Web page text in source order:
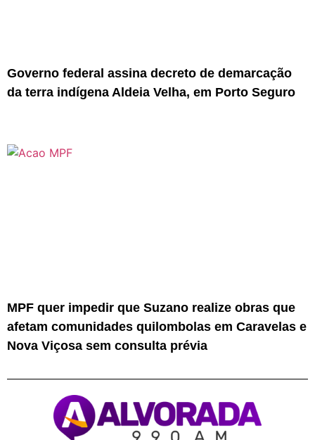
Governo federal assina decreto de demarcação
da terra indígena Aldeia Velha, em Porto Seguro
MPF quer impedir que Suzano realize obras que
afetam comunidades quilombolas em Caravelas e
Nova Viçosa sem consulta prévia